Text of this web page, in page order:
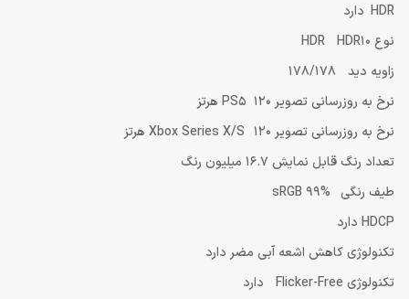
HDR دارد
نوع HDR HDR10
زاویه دید 178/178
نرخ به روزرسانی تصویر PS5 120 هرتز
نرخ به روزرسانی تصویر Xbox Series X/S 120 هرتز
تعداد رنگ قابل نمایش 16.7 میلیون رنگ
طیف رنگی sRGB 99%
HDCP دارد
تکنولوژی کاهش اشعه آبی مضر دارد
تکنولوژی Flicker-Free دارد